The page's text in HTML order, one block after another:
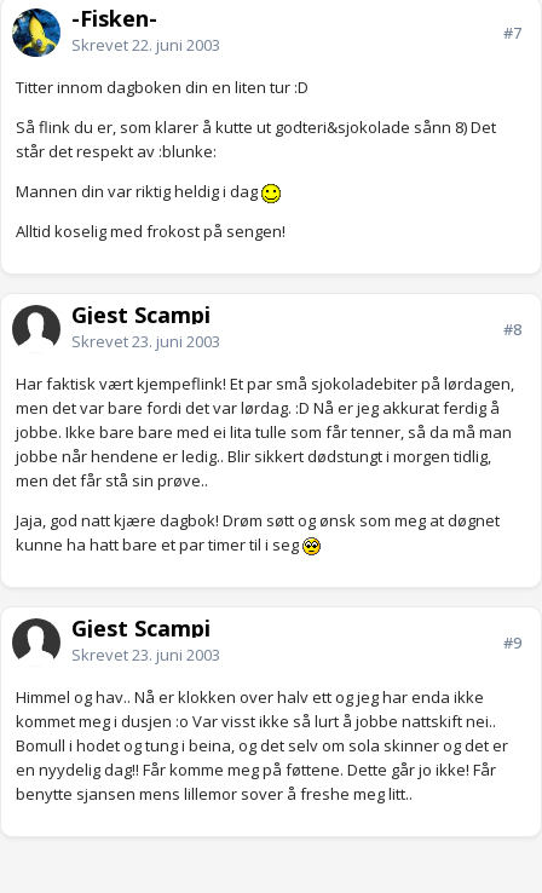
-Fisken-
Skrevet22. juni 2003
#7
Titter innom dagboken din en liten tur :D
Så flink du er, som klarer å kutte ut godteri&sjokolade sånn 8) Det
står det respekt av :blunke:
Mannen din var riktig heldig i dag
Alltid koselig med frokost på sengen!
Gjest Scampi
Skrevet23. juni 2003
#8
Har faktisk vært kjempeflink! Et par små sjokoladebiter på lørdagen,
men det var bare fordi det var lørdag. :D Nå er jeg akkurat ferdig å
jobbe. Ikke bare bare med ei lita tulle som får tenner, så da må man
jobbe når hendene er ledig.. Blir sikkert dødstungt i morgen tidlig,
men det får stå sin prøve..
Jaja, god natt kjære dagbok! Drøm søtt og ønsk som meg at døgnet
kunne ha hatt bare et par timer til i seg
Gjest Scampi
Skrevet23. juni 2003
#9
Himmel og hav.. Nå er klokken over halv ett og jeg har enda ikke
kommet meg i dusjen :o Var visst ikke så lurt å jobbe nattskift nei..
Bomull i hodet og tung i beina, og det selv om sola skinner og det er
en nyydelig dag!! Får komme meg på føttene. Dette går jo ikke! Får
benytte sjansen mens lillemor sover å freshe meg litt..